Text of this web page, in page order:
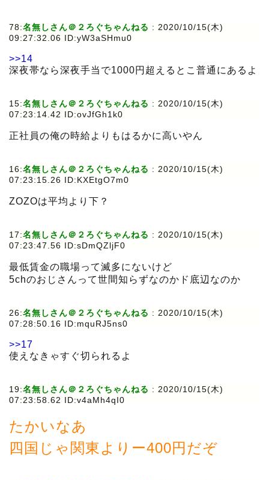
78:名無しさん＠２ろぐちゃんねる : 2020/10/15(木)
09:27:32.06 ID:yW3aSHmu0
>>14
深夜帯なら深夜手当で1000円超えるとこ普通にあるよ
15:名無しさん＠２ろぐちゃんねる : 2020/10/15(木)
07:23:14.42 ID:ovJfGh1k0
正社員の俺の時給よりもはるかに高いやん
16:名無しさん＠２ろぐちゃんねる : 2020/10/15(木)
07:23:15.26 ID:KXEtgO7m0
ZOZOは平均より下？
17:名無しさん＠２ろぐちゃんねる : 2020/10/15(木)
07:23:47.56 ID:sDmQZljF0
最低賃金の職場って滅多にないけど
5chのおじさんって世間知らずなのかド底辺なのか
26:名無しさん＠２ろぐちゃんねる : 2020/10/15(木)
07:28:50.16 ID:mquRJ5ns0
>>17
使えなきゃすぐ切られるよ
19:名無しさん＠２ろぐちゃんねる : 2020/10/15(木)
07:23:58.62 ID:v4aMh4qI0
たかいなあ
四国じゃ関東よりー400円だぞ